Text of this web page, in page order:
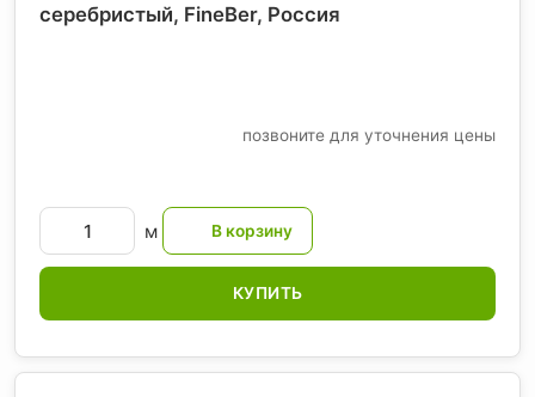
серебристый, FineBer, Россия
позвоните для уточнения цены
м
КУПИТЬ